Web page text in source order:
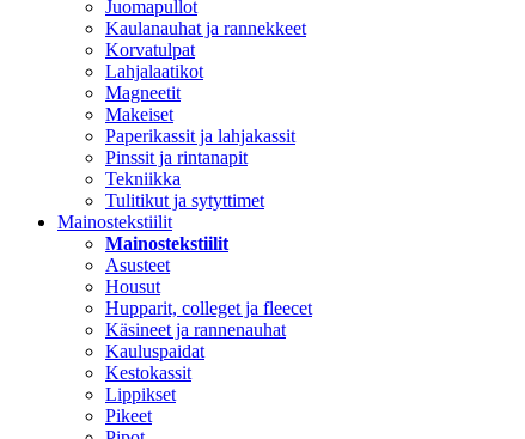
Juomapullot
Kaulanauhat ja rannekkeet
Korvatulpat
Lahjalaatikot
Magneetit
Makeiset
Paperikassit ja lahjakassit
Pinssit ja rintanapit
Tekniikka
Tulitikut ja sytyttimet
Mainostekstiilit
Mainostekstiilit
Asusteet
Housut
Hupparit, colleget ja fleecet
Käsineet ja rannenauhat
Kauluspaidat
Kestokassit
Lippikset
Pikeet